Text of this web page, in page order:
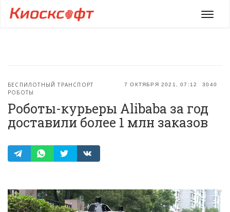
Меню
7 ОКТЯБРЯ 2021, 07:12 3040
БЕСПИЛОТНЫЙ ТРАНСПОРТ
РОБОТЫ
Роботы-курьеры Alibaba за год
доставили более 1 млн заказов